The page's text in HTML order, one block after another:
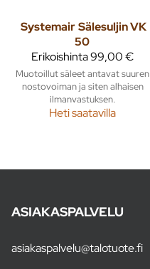
Systemair Sälesuljin VK
50
Erikoishinta99,00 €
Muotoillut säleet antavat suuren
nostovoiman ja siten alhaisen
ilmanvastuksen.
Heti saatavilla
ASIAKASPALVELU
asiakaspalvelu@talotuote.fi